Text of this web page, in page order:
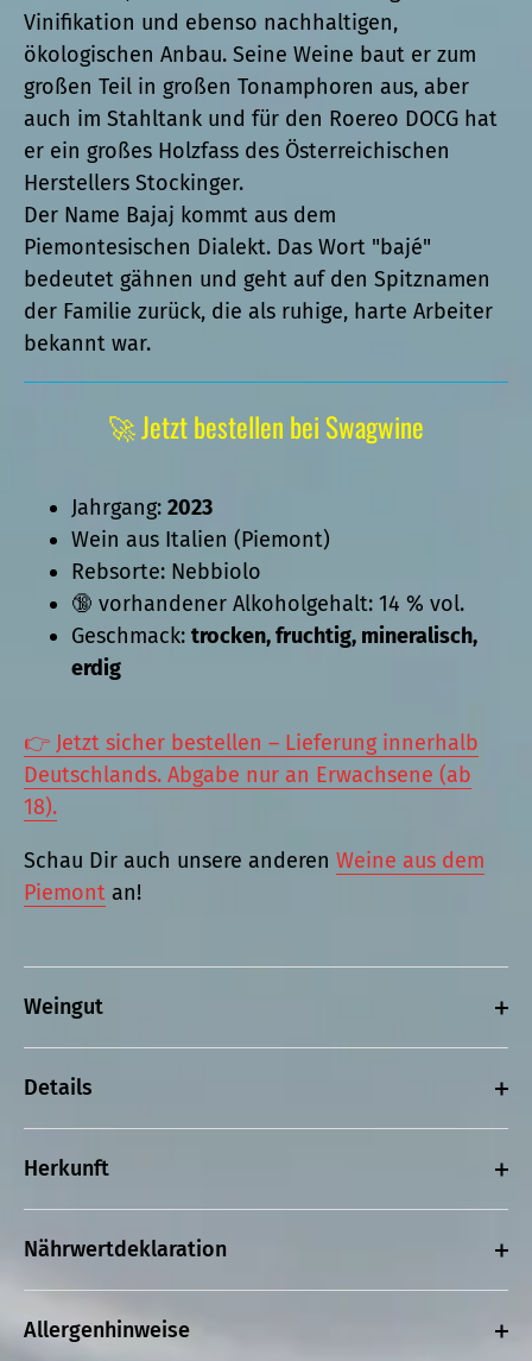
Vinifikation und ebenso nachhaltigen,
ökologischen Anbau. Seine Weine baut er zum
großen Teil in großen Tonamphoren aus, aber
auch im Stahltank und für den Roereo DOCG hat
er ein großes Holzfass des Österreichischen
Herstellers Stockinger.
Der Name Bajaj kommt aus dem
Piemontesischen Dialekt. Das Wort "bajé"
bedeutet gähnen und geht auf den Spitznamen
der Familie zurück, die als ruhige, harte Arbeiter
bekannt war.
🚀 Jetzt bestellen bei Swagwine
Jahrgang: 2023
Wein aus Italien (Piemont)
Rebsorte: Nebbiolo
🔞 vorhandener Alkoholgehalt: 14 % vol.
Geschmack: trocken, fruchtig, mineralisch,
erdig
👉 Jetzt sicher bestellen – Lieferung innerhalb
Deutschlands. Abgabe nur an Erwachsene (ab
18).
Schau Dir auch unsere anderen Weine aus dem
Piemont an!
Weingut
Details
Herkunft
Nährwertdeklaration
Allergenhinweise